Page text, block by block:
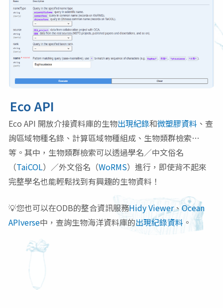
Eco API
Eco API 開放介接資料庫的生物出現紀錄和微塑膠資料 、查
詢區域物種名錄、計算區域物種組成、生物類群檢索…
等。其中，生物類群檢索可以透過學名／中文俗名
（TaiCOL）／外文俗名（WoRMS）進行，即使背不起來
完整學名也能輕鬆找到有興趣的生物資料！
💡您也可以在ODB的整合資訊服務Hidy Viewer、Ocean
APIverse中，查詢生物海洋資料庫的出現紀錄資料 。